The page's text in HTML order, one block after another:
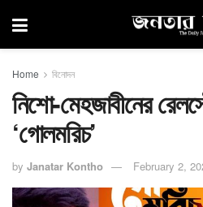
Home বিনোদন
নিশো-মেহজাবীনের
‘গোলমরিচ’
by Janatar Kontho February 2,